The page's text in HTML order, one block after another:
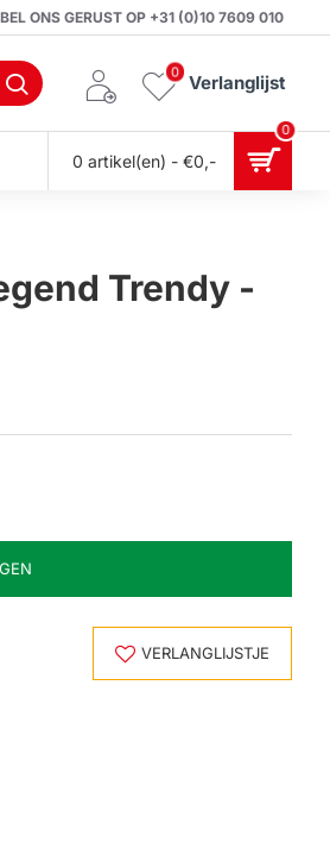
ONS GERUST OP +31 (0)10 7609 010
Verlanglijst
0
0 artikel(en) - €0,-
0
Trendy -
VERLANGLIJSTJE